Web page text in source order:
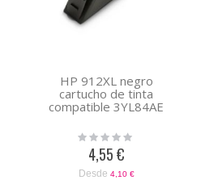
HP 912XL negro
cartucho de tinta
compatible 3YL84AE
Rating:
4,55 €
Desde 4,10 €